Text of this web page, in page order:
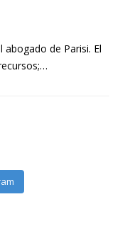
abogado de Parisi. El